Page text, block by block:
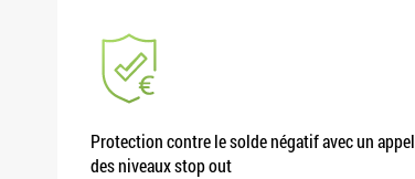
Protection contre le solde négatif avec un
des niveaux stop out